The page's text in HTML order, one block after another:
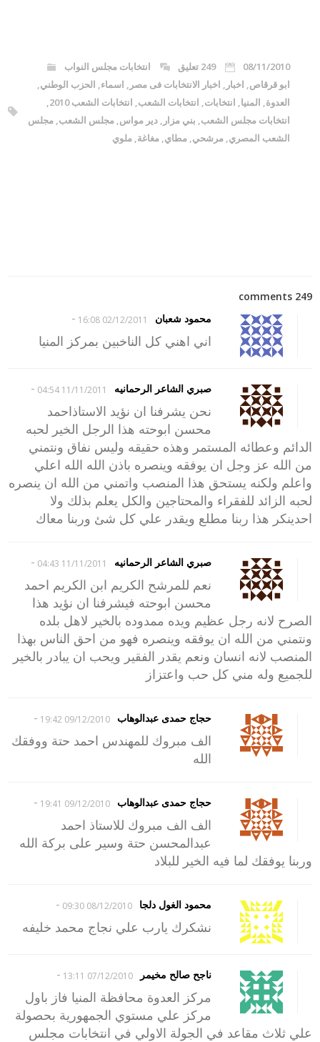
08/11/2010 249 تعليق
انتخابات مجلس النواب
ابو قرقاص, اخبار , اخبار الانتخابات فى مصر , اسماء, الحزب الوطني,
العدوة, المنيا, انتخابات, انتخابات الشعب, انتخابات الشعب 2010
,
انتخابات مجلس الشعب, بني مزار ,دير مواس,مجلس الشعب,مجلس
الشعب المصري,مرشحي,مطاي,مغاغة,ملوي
249 comments
محمود شعبان
02/12/2011 16:08
-
اني اهني كل الناخبين بمركز المنيا
صبري الشاعر الرحمانيه 11/11/2011 04:54
-
نحن يشرفنا ان نؤيد الاستاذاحمد
محسن ابوحته هذا الرجل الخير لحبه
الدائم وعطائه المستمر وهذه حقيقه وليس نفاق ونتمني
من الله عز وجل ان يوفقه وينصره باذن الله الله اعلي
واعلم ولكنه يستحق هذا المنصب واتمني من الله ان ينصره
لحبه الزائد للفقراء والمحتاجين والكل يعلم بذلك ولا
احدينكر هذا ربنا مطلع ويقدر علي كل شئ وربنا معاك
صبري الشاعر الرحمانيه 11/11/2011 04:43
-
نعم للمرشح الكريم ابن الكريم احمد
محسن ابوحته فيشرفنا ان نؤيد هذا
الصرح لانه رجل عظيم ويده ممدوده بالخير لاهل بلده
ونتمني من الله ان يوفقه وينصره فهو من احق الناس بهذا
المنصب لانه انسان ونعم يقدر الفقير ويحب ان يبادر بالخير
للجميع وله مني كل حب واعتزاز
حجاج حمدى عبدالوهاب 09/12/2010 19:42
-
الف مبروك للمهندس احمد حتة ووفقك
الله
حجاج حمدى عبدالوهاب 09/12/2010 19:41
-
الف الف مبروك للاستاذ احمد
عبدالمحسن حتة وسير على بركة الله
وربنا يوفقك لما فيه الخير للبلاد
محمود الغول دلجا 08/12/2010 09:30
-
نشكرك يارب علي نجاج محمد خليفه
ناجح صالح مخيمر 07/12/2010 13:11
-
مركز العدوة محافظة المنيا فاز باول
مركز علي مستوي الجمهورية بحصولة
علي ثلاث مقاعد في الجولة الاولي في انتخابات مجلس